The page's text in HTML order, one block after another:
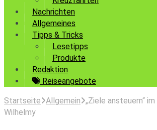
Nachrichten
Allgemeines
Tipps & Tricks
Lesetipps
Produkte
Redaktion
Reiseangebote
Startseite Allgemein „Ziele ansteuern“
Wilhelmy